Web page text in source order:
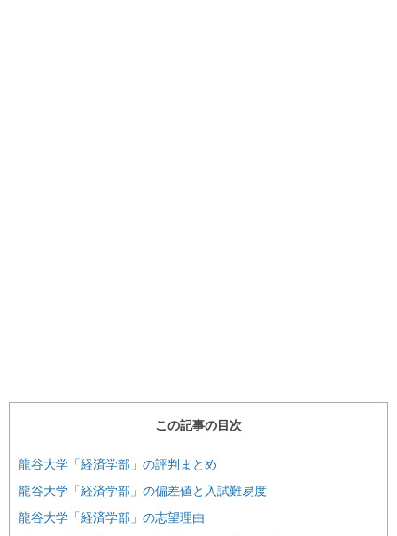
この記事の目次
龍谷大学「経済学部」の評判まとめ
龍谷大学「経済学部」の偏差値と入試難易度
龍谷大学「経済学部」の志望理由